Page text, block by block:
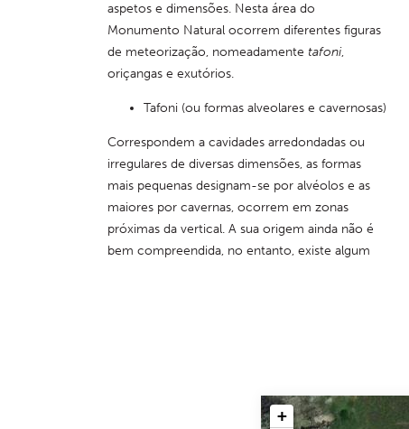
aspetos e dimensões. Nesta área do
Monumento Natural ocorrem diferentes figuras
de meteorização, nomeadamente tafoni,
oriçangas e exutórios.
Tafoni (ou formas alveolares e cavernosas)
Correspondem a cavidades arredondadas ou
irregulares de diversas dimensões, as formas
mais pequenas designam-se por alvéolos e as
maiores por cavernas, ocorrem em zonas
próximas da vertical. A sua origem ainda não é
bem compreendida, no entanto, existe algum
+